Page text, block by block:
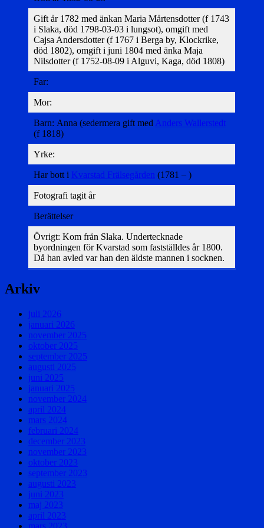
Gift år 1782 med änkan Maria Mårtensdotter (f 1743
i Slaka, död 1798-03-03 i lungsot), omgift med
Cajsa Andersdotter (f 1767 i Berga by, Klockrike,
död 1802), omgift i juni 1804 med änka Maja
Nilsdotter (f 1752-08-09 i Alguvi, Kaga, död 1808)
Far:
Mor:
Barn: Anna (sedermera gift med Anders Wallerstedt
(f 1818)
Yrke:
Har bott i Kvarstad Frälsegården (1781 – )
Fotografi tagit år
Berättelser
Övrigt: Kom från Slaka. Undertecknade
byordningen för Kvarstad som fastställdes år 1800.
Då han avled var han den äldste mannen i socknen.
Arkiv
juli 2026
januari 2026
november 2025
oktober 2025
september 2025
augusti 2025
juni 2025
januari 2025
november 2024
april 2024
mars 2024
februari 2024
december 2023
november 2023
oktober 2023
september 2023
augusti 2023
juni 2023
maj 2023
april 2023
mars 2023